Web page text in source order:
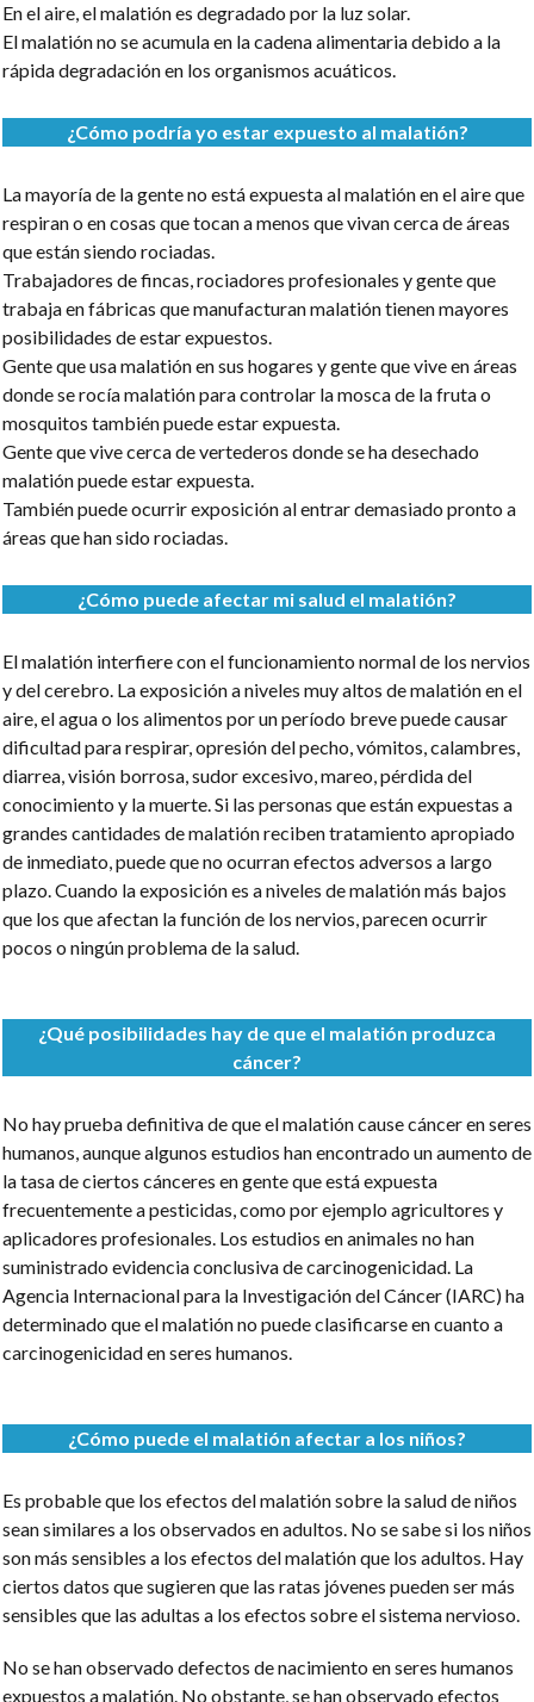
En el aire, el malatión es degradado por la luz solar.
El malatión no se acumula en la cadena alimentaria debido a la
rápida degradación en los organismos acuáticos.
¿Cómo podría yo estar expuesto al malatión?
La mayoría de la gente no está expuesta al malatión en el aire que
respiran o en cosas que tocan a menos que vivan cerca de áreas
que están siendo rociadas.
Trabajadores de fincas, rociadores profesionales y gente que
trabaja en fábricas que manufacturan malatión tienen mayores
posibilidades de estar expuestos.
Gente que usa malatión en sus hogares y gente que vive en áreas
donde se rocía malatión para controlar la mosca de la fruta o
mosquitos también puede estar expuesta.
Gente que vive cerca de vertederos donde se ha desechado
malatión puede estar expuesta.
También puede ocurrir exposición al entrar demasiado pronto a
áreas que han sido rociadas.
¿Cómo puede afectar mi salud el malatión?
El malatión interfiere con el funcionamiento normal de los nervios
y del cerebro. La exposición a niveles muy altos de malatión en el
aire, el agua o los alimentos por un período breve puede causar
dificultad para respirar, opresión del pecho, vómitos, calambres,
diarrea, visión borrosa, sudor excesivo, mareo, pérdida del
conocimiento y la muerte. Si las personas que están expuestas a
grandes cantidades de malatión reciben tratamiento apropiado
de inmediato, puede que no ocurran efectos adversos a largo
plazo. Cuando la exposición es a niveles de malatión más bajos
que los que afectan la función de los nervios, parecen ocurrir
pocos o ningún problema de la salud.
¿Qué posibilidades hay de que el malatión produzca
cáncer?
No hay prueba definitiva de que el malatión cause cáncer en seres
humanos, aunque algunos estudios han encontrado un aumento de
la tasa de ciertos cánceres en gente que está expuesta
frecuentemente a pesticidas, como por ejemplo agricultores y
aplicadores profesionales. Los estudios en animales no han
suministrado evidencia conclusiva de carcinogenicidad. La
Agencia Internacional para la Investigación del Cáncer (IARC) ha
determinado que el malatión no puede clasificarse en cuanto a
carcinogenicidad en seres humanos.
¿Cómo puede el malatión afectar a los niños?
Es probable que los efectos del malatión sobre la salud de niños
sean similares a los observados en adultos. No se sabe si los niños
son más sensibles a los efectos del malatión que los adultos. Hay
ciertos datos que sugieren que las ratas jóvenes pueden ser más
sensibles que las adultas a los efectos sobre el sistema nervioso.
No se han observado defectos de nacimiento en seres humanos
expuestos a malatión. No obstante, se han observado efectos